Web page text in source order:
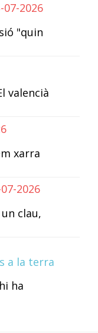
2026
"quin
valencià
xarra
2026
clau,
a la terra
ha